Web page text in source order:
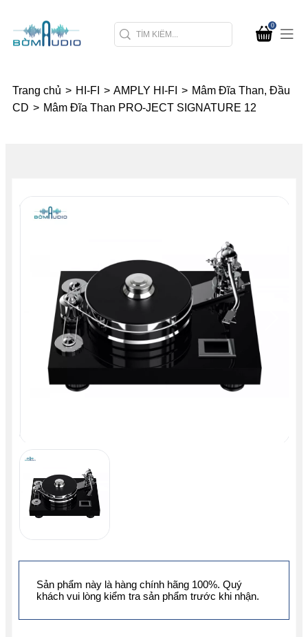
0
Trang chủ > HI-FI > AMPLY HI-FI > Mâm Đĩa Than, Đầu
CD > Mâm Đĩa Than PRO-JECT SIGNATURE 12
Sản phẩm này là hàng chính hãng 100%. Quý
khách vui lòng kiểm tra sản phẩm trước khi nhận.